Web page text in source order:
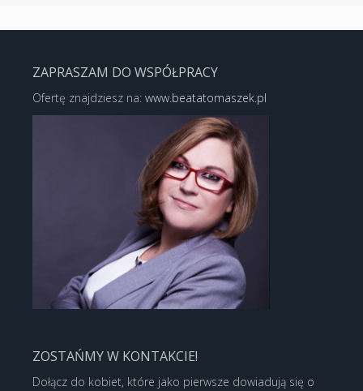
ZAPRASZAM DO WSPÓŁPRACY
Ofertę znajdziesz na: www.beatatomaszek.pl
ZOSTAŃMY W KONTAKCIE!
Dołącz do kobiet, które jako pierwsze dowiadują się o